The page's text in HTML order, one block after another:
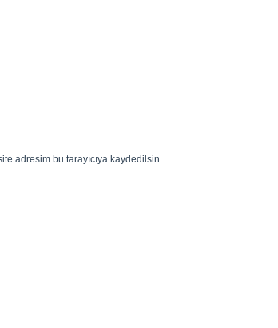
adresim bu tarayıcıya kaydedilsin.